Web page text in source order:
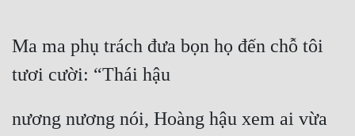
Xuyên Sách
Điền Văn
Ma ma phụ trách đưa bọn họ đến chỗ tôi
tươi cười: “Thái hậu
nương nương nói, Hoàng hậu xem ai vừa